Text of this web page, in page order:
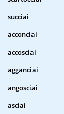
succiai
acconciai
accosciai
agganciai
angosciai
asciai